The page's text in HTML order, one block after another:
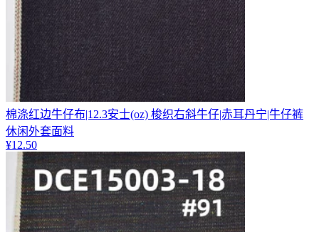
棉涤红边牛仔布|12.3安士(oz) 梭织右斜牛仔|赤耳丹宁|牛仔裤
休闲外套面料
¥12.50